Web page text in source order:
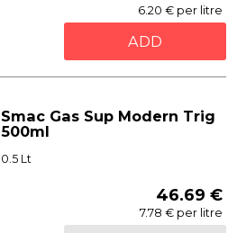
6.20 € per litre
ADD
Smac Gas Sup Modern Trig
500ml
0.5 Lt
46.69 €
7.78 € per litre